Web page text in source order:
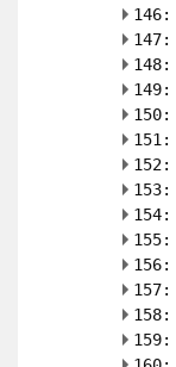
146:
147:
148:
149:
150:
151:
152:
153:
154:
155:
156:
157:
158:
159: